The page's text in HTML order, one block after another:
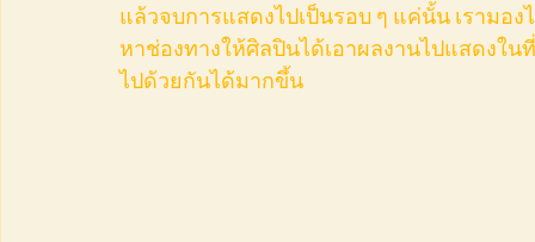
แล้วจบการแสดงไปเป็นรอบ ๆ แค่นั้น เรามอ
หาช่องทางให้ศิลปินได้เอาผลงานไปแสดงใ
ไปด้วยกันได้มากขึ้น